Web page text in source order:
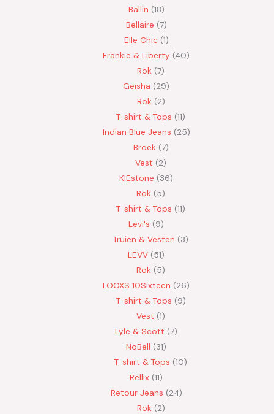
Ballin 18
Bellaire 7
Elle Chic 1
Frankie & Liberty 40
Rok 7
Geisha
29
Rok 2
T-shirt & Tops 11
Indian Blue Jeans 25
Broek 7
Vest
2
KIEstone
36
Rok
5
T-shirt & Tops 11
Levi's
9
Truien & Vesten
3
LEVV 51
Rok
5
LOOXS 10Sixteen
26
T-shirt & Tops 9
Vest 1
Lyle & Scott 7
NoBell
31
T-shirt & Tops 10
Rellix 11
Retour Jeans 24
Rok 2